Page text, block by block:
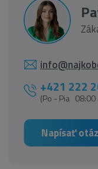
+421 222
(Po - Pia 08:00
Napísať